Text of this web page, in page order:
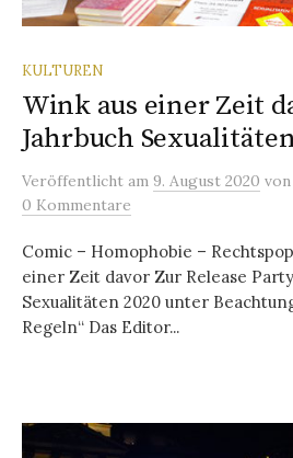
KULTUREN
Wink aus einer Zeit
Jahrbuch
Veröffentlicht am 9. August 2020 von
0 Kommentare
Comic – Homophobie –
einer Zeit davor Zur Release
Sexualitäten 2020 unter
Regeln“ Das Editor...